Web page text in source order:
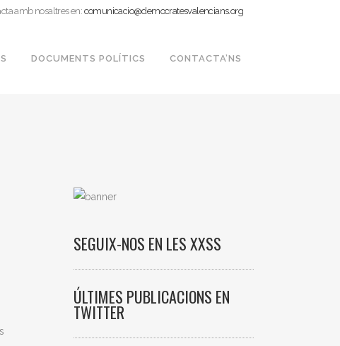
amb nosaltres en:comunicacio@democratesvalencians.org
DOCUMENTS POLÍTICS CONTACTA’NS
SEGUIX-NOS EN LES XXSS
ÚLTIMES PUBLICACIONS EN
TWITTER